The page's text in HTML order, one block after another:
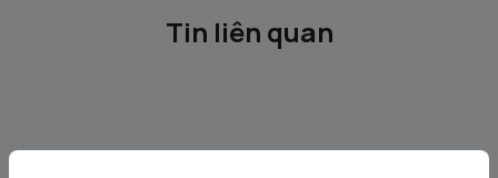
Tin liên quan